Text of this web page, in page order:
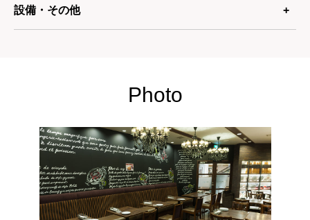
設備・その他
Photo